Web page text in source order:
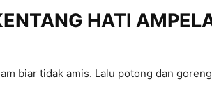
HATI
biar tidak amis. Lalu potong dan